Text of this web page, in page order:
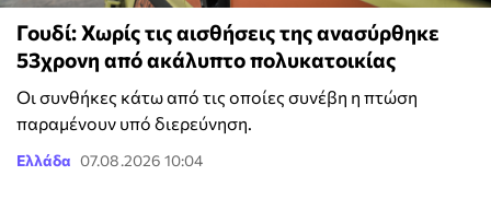
Γουδί: Χωρίς τις αισθήσεις της ανασύρθηκε
53χρονη από ακάλυπτο πολυκατοικίας
Οι συνθήκες κάτω από τις οποίες συνέβη η πτώση
παραμένουν υπό διερεύνηση.
Ελλάδα 07.08.2026 10:04